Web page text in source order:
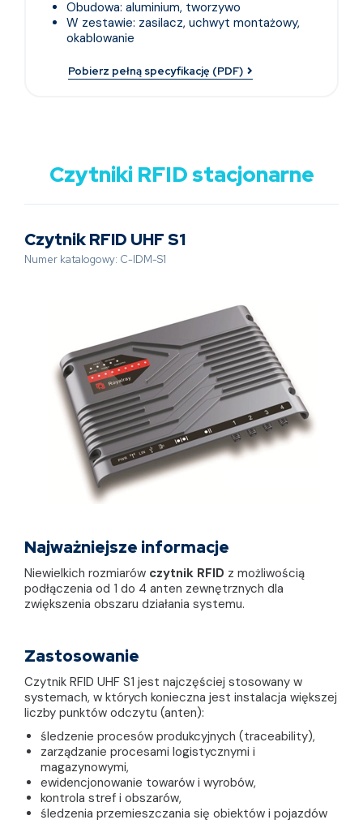
Obudowa: aluminium, tworzywo
W zestawie: zasilacz, uchwyt montażowy,
okablowanie
Pobierz pełną specyfikację (PDF)
Czytniki RFID stacjonarne
Czytnik RFID UHF S1
Numer katalogowy: C-IDM-S1
Najważniejsze informacje
Niewielkich rozmiarów czytnik RFID z możliwością
podłączenia od 1 do 4 anten zewnętrznych dla
zwiększenia obszaru działania systemu.
Zastosowanie
Czytnik RFID UHF S1 jest najczęściej stosowany w
systemach, w których konieczna jest instalacja większej
liczby punktów odczytu (anten):
śledzenie procesów produkcyjnych (traceability),
zarządzanie procesami logistycznymi i
magazynowymi,
ewidencjonowanie towarów i wyrobów,
kontrola stref i obszarów,
śledzenia przemieszczania się obiektów i pojazdów